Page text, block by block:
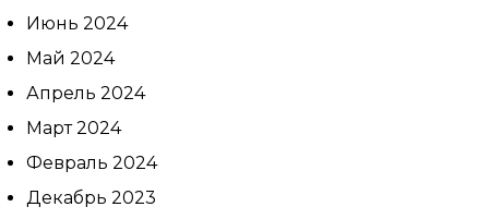
Июнь 2024
Май 2024
Апрель 2024
Март 2024
Февраль 2024
Декабрь 2023